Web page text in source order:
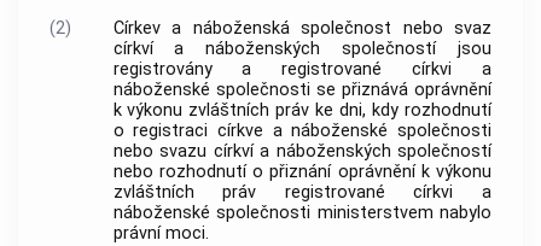
(2)
Církev a náboženská společnost nebo svaz
církví a náboženských společnostíjsou
registrovány a registrovanécírkvi a
náboženské společnosti se přiznává oprávnění
k výkonu zvláštních práv ke dni, kdy rozhodnutí
o registraci církve a náboženské společnosti
nebo svazu církví a náboženských společností
nebo rozhodnutí o přiznání oprávnění k výkonu
zvláštních práv registrovanécírkvi a
náboženské společnosti ministerstvem nabylo
právní moci.